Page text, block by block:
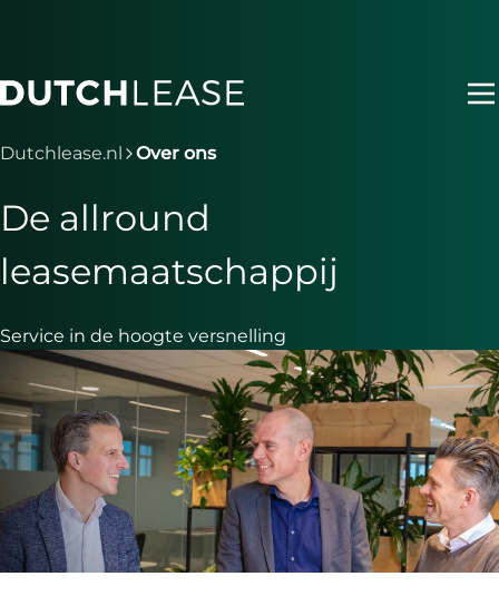
Je bent nu voorbij het hoofdmenu
Dutchlease.nl Over ons
De allround
leasemaatschappij
Service in de hoogte versnelling